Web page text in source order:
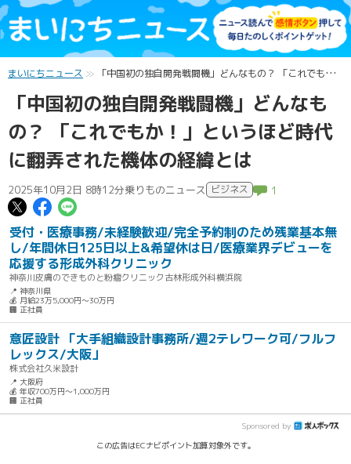
まいにちニュース 「中国初の独自開発戦闘機」どんなもの？ 「これでもか！」というほど時代に翻弄された機体の経緯とは
「中国初の独自開発戦闘機」どんなも
の？ 「これでもか！」というほど時代
に翻弄された機体の経緯とは
2025年10月2日 8時12分乗りものニュース ビジネス 1
この記事についてポスト
この記事についてFacebookでシェ
受付・医療事務/未経験歓迎/完全予約制のため残業基本無
し/年間休日125日以上&希望休は日/医療業界デビューを
応援する形成外科クリニック
神奈川皮膚のできものと粉瘤クリニック古林形成外科横浜院
📍 神奈川県
💰 月給23万5,000円～30万円
🏢 正社員
意匠設計 「大手組織設計事務所/週2テレワーク可/フルフ
レックス/大阪」
株式会社久米設計
📍 大阪府
💰 年収700万円～1,000万円
🏢 正社員
Sponsored by
この広告はECナビポイント加算対象外です。